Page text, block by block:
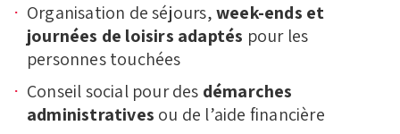
Organisation de séjours,week-ends et
journées de loisirs adaptés pour les
personnes touchées
Conseil social pour des démarches
administratives ou de l’aide financière